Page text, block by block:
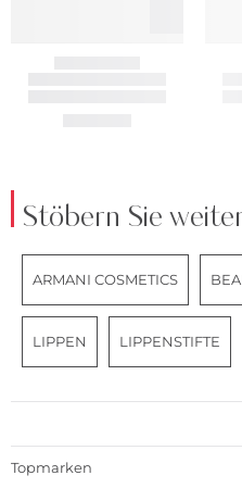
Stöbern Sie
ARMANI COSMETICS
LIPPEN LIPPENSTIFTE
Topmarken